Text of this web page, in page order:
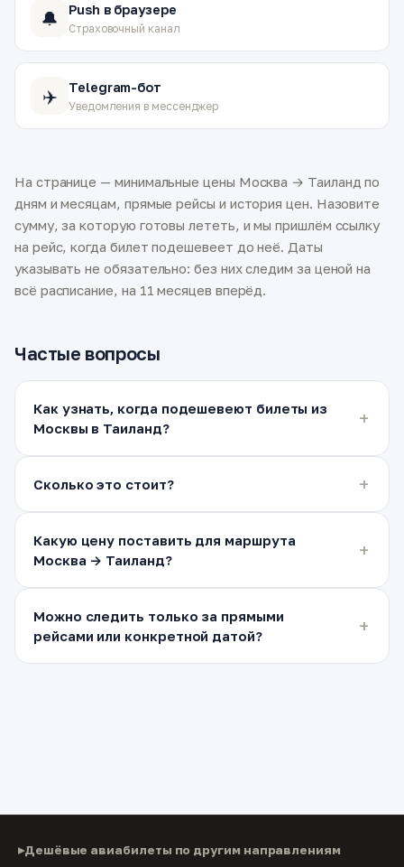
🔔 Push в браузере
Страховочный канал
✈️ Telegram-бот
Уведомления в мессенджер
На странице — минимальные цены Москва → Таиланд по
дням и месяцам, прямые рейсы и история цен. Назовите
сумму, за которую готовы лететь, и мы пришлём ссылку
на рейс, когда билет подешевеет до неё. Даты
указывать не обязательно: без них следим за ценой на
всё расписание, на 11 месяцев вперёд.
Частые вопросы
Как узнать, когда подешевеют билеты из
Москвы в Таиланд?
Сколько это стоит?
Какую цену поставить для маршрута
Москва → Таиланд?
Можно следить только за прямыми
рейсами или конкретной датой?
Дешёвые авиабилеты по другим направлениям